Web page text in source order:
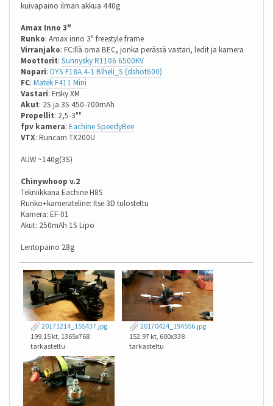
kuivapaino ilman akkua 440g
Amax Inno 3"
Runko: Amax inno 3" freestyle frame
Virranjako: FC:llä oma BEC, jonka perässä vastari, ledit ja kamera
Moottorit: Sunnysky R1106 6500KV
Nopari: DYS F18A 4-1 Blheli_S (dshot600)
FC: Matek F411 Mini
Vastari: Frsky XM
Akut: 2S ja 3S 450-700mAh
Propellit: 2,5-3""
fpv kamera: Eachine SpeedyBee
VTX: Runcam TX200U
AUW ~140g(3S)
Chinywhoop v.2
Tekniikkana Eachine H8S
Runko+kamerateline: Itse 3D tulostettu
Kamera: EF-01
Akut: 250mAh 1S Lipo
Lentopaino 28g
20171214_155437.jpg
199.15 kt, 1365x768
tarkasteltu
20170424_194556.jpg
152.97 kt, 600x338
tarkasteltu